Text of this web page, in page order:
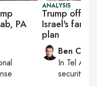
PA
ANALYSIS
Trump offers
Israel's far
plan
Ben
In Tel Aviv
security,